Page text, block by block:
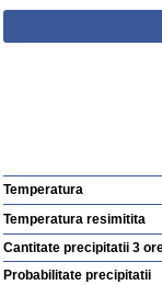
Temperatura
Temperatura resimitita
Cantitate precipitatii 3
Probabilitate precipitatii